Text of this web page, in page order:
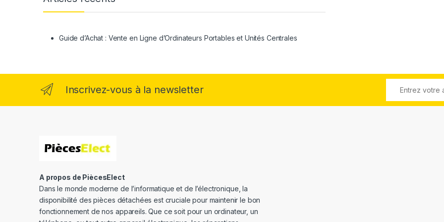
Guide d’Achat : Vente en Ligne d’Ordinateurs Portables et Unités Centrales
Inscrivez-vous à la newsletter
A propos de PiècesElect
Dans le monde moderne de l’informatique et de l’électronique, la
disponibilité des pièces détachées est cruciale pour maintenir le bon
fonctionnement de nos appareils. Que ce soit pour un ordinateur, un